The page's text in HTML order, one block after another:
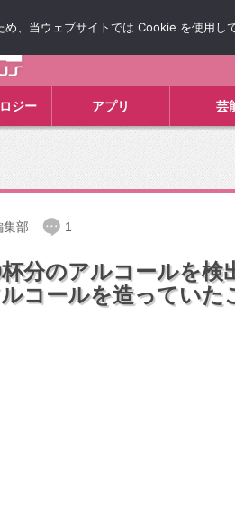
ジー アプリ 芸
集部 1
杯分のアルコールを
コールを造っていた
、当ウェブサイトでは Cookie を使用